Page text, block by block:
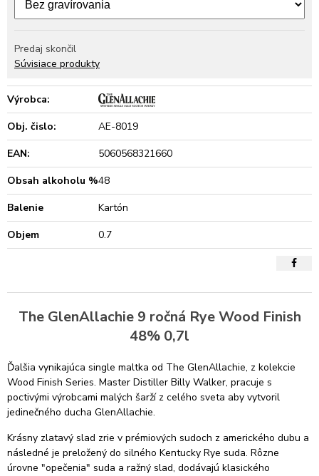
Predaj skončil
Súvisiace produkty
Výrobca:
Obj. čislo:
AE-8019
EAN:
5060568321660
Obsah alkoholu %48
Balenie
Kartón
Objem
0.7
The GlenAllachie 9 ročná Rye Wood Finish
48% 0,7l
Ďalšia vynikajúca single maltka od The GlenAllachie, z kolekcie
Wood Finish Series. Master Distiller Billy Walker, pracuje s
poctivými výrobcami malých šarží z celého sveta aby vytvoril
jedinečného ducha GlenAllachie.
Krásny zlatavý slad zrie v prémiových sudoch z amerického dubu a
následné je preložený do silného Kentucky Rye suda. Rôzne
úrovne "opečenia" suda a ražný slad, dodávajú klasického